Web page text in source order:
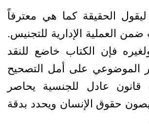
ليقول الحقيقة كما هي معترفاً
العملية الإدارية للتجنيس.
فإن الكتاب خاضع للنقد
الموضوعي على أمل التصحيح
قانون عادل للجنسية يحاصر
حقوق الإنسان ويحدد بدقة